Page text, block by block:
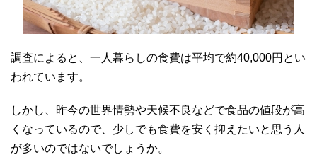
調査によると、一人暮らしの食費は平均で約40,000円とい
われています。
しかし、昨今の世界情勢や天候不良などで食品の値段が高
くなっているので、少しでも食費を安く抑えたいと思う人
が多いのではないでしょうか。